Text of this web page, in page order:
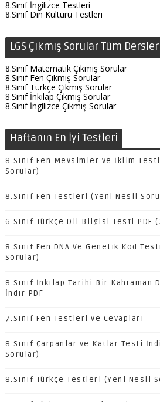
8.Sınıf İngilizce Testleri
8.Sınıf Din Kültürü Testleri
LGS Çıkmış Sorular Tüm Dersler
8.Sınıf Matematik Çıkmış Sorular
8.Sınıf Fen Çıkmış Sorular
8.Sınıf Türkçe Çıkmış Sorular
8.Sınıf İnkılap Çıkmış Sorular
8.Sınıf İngilizce Çıkmış Sorular
Haftanın En İyi Testleri
8.Sınıf Fen Mevsimler ve İklim
Sorular)
8.Sınıf Fen Testleri (Yeni Nesil
6.Sınıf Türkçe Dil Bilgisi Testi PDF
8.Sınıf Fen DNA Ve Genetik Kod
Sorular)
8.Sınıf İnkılap Tarihi Bir Kahraman
İndir PDF
7.Sınıf Fen Testleri ve Cevapları
8.Sınıf Çarpanlar ve Katlar Testi
Sorular)
8.Sınıf Türkçe Testleri (Yeni Nesil